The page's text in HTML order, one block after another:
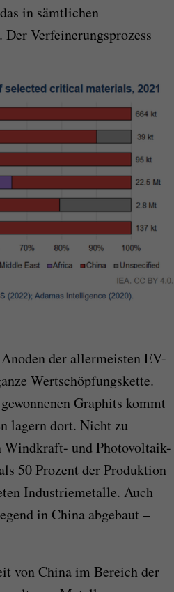
das in sämtlichen
. Der Verfeinerungsprozess
der allermeisten EV-
Wertschöpfungskette.
Graphits kommt
lagern dort. Nicht zu
Windkraft- und Photovoltaik-
50 Prozent der Produktion
Industriemetalle. Auch
in China abgebaut –
von China im Bereich der